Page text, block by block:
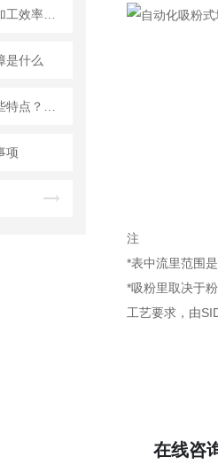
是什么
项
注
*表中流里范围
*吸粉里取决于
工艺要求，由
在线咨